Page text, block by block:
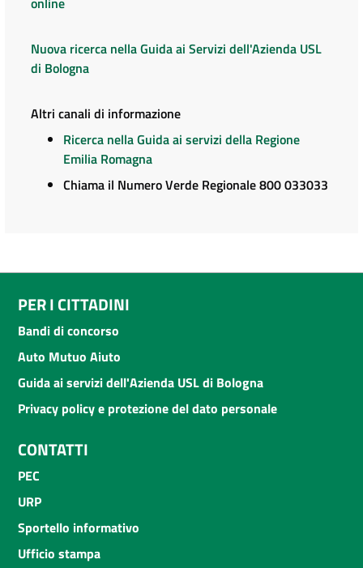
Nuova ricerca nella Guida ai Servizi dell'Azienda USL
di Bologna
Altri canali di informazione
Ricerca nella Guida ai servizi della Regione
Emilia Romagna
Chiama il Numero Verde Regionale 800 033033
PER I CITTADINI
Bandi di concorso
Auto Mutuo Aiuto
Guida ai servizi dell'Azienda USL di Bologna
Privacy policy e protezione del dato personale
CONTATTI
PEC
URP
Sportello informativo
Ufficio stampa